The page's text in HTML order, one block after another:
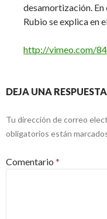
desamortización.
Rubio se explica en
http://vimeo.com/
DEJA UNA RESPUESTA
Tu dirección de correo
obligatorios están
Comentario *